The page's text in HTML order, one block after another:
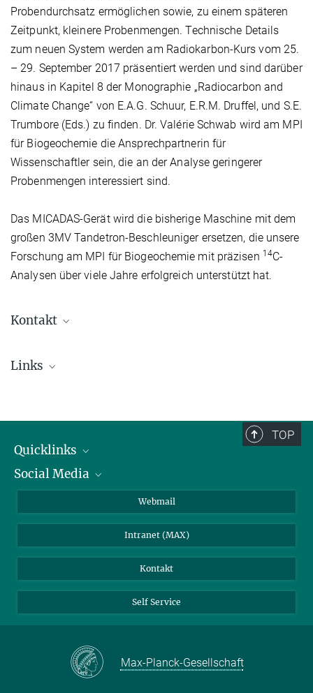
Probendurchsatz ermöglichen sowie, zu einem späteren
Zeitpunkt, kleinere Probenmengen. Technische Details
zum neuen System werden am Radiokarbon-Kurs vom 25.
– 29. September 2017 präsentiert werden und sind darüber
hinaus in Kapitel 8 der Monographie „Radiocarbon and
Climate Change“ von E.A.G. Schuur, E.R.M. Druffel, und S.E.
Trumbore (Eds.) zu finden. Dr. Valérie Schwab wird am MPI
für Biogeochemie die Ansprechpartnerin für
Wissenschaftler sein, die an der Analyse geringerer
Probenmengen interessiert sind.
Das MICADAS-Gerät wird die bisherige Maschine mit dem
großen 3MV Tandetron-Beschleuniger ersetzen, die unsere
Forschung am MPI für Biogeochemie mit präzisen 14C-
Analysen über viele Jahre erfolgreich unterstützt hat.
Kontakt
+49 3641 57-6169
Links
TOP
Quicklinks
IMPRS Graduiertenschule
Wetterstation
Social Media
BlueSky
Webmail
Intranet (MAX)
Kontakt
Self Service
Max-Planck-Gesellschaft